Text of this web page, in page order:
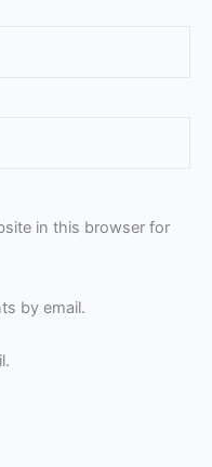
in this browser for
by email.